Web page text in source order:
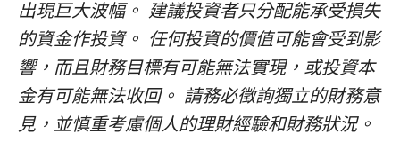
出現巨大波幅。
建議投資者只分配能承受損失
的資金作投資。 任何投資的價值可能會受到影
響，而且財務目標有可能無法實現，或投資本
金有可能無法收回。 請務必徵詢獨立的財務意
見，並慎重考慮個人的理財經驗和財務狀況。